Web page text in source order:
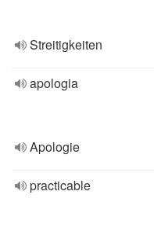
Streitigkeiten
apologia
Apologie
practicable